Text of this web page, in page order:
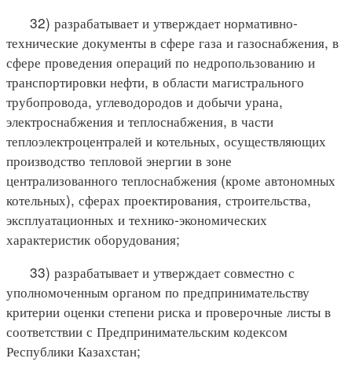
32) разрабатывает и утверждает нормативно-
технические документы в сфере газа и газоснабжения, в
сфере проведения операций по недропользованию и
транспортировки нефти, в области магистрального
трубопровода, углеводородов и добычи урана,
электроснабжения и теплоснабжения, в части
теплоэлектроцентралей и котельных, осуществляющих
производство тепловой энергии в зоне
централизованного теплоснабжения (кроме автономных
котельных), сферах проектирования, строительства,
эксплуатационных и технико-экономических
характеристик оборудования;
33) разрабатывает и утверждает совместно с
уполномоченным органом по предпринимательству
критерии оценки степени риска и проверочные листы в
соответствии с Предпринимательским кодексом
Республики Казахстан;